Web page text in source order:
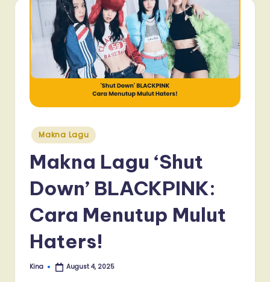
Posted
in
Makna Lagu
Makna Lagu ‘Shut
Down’ BLACKPINK:
Cara Menutup Mulut
Haters!
Posted
Kina August 4, 2025